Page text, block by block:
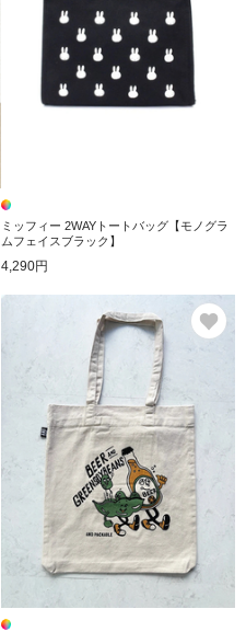
ミッフィー 2WAYトートバッグ【モノグラ
ムフェイスブラック】
4,290円